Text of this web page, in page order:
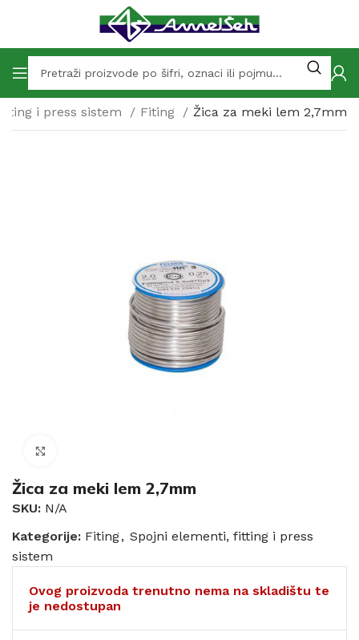
i press sistem Fiting Žica za meki lem 2,7mm
Žica za meki lem 2,7mm
SKU: N/A
Kategorije: Fiting, Spojni elementi, fitting i press
sistem
Ovog proizvoda trenutno nema na skladištu te
je nedostupan